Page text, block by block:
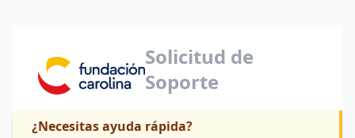
Solicitud de
Soporte
¿Necesitas ayuda rápida?